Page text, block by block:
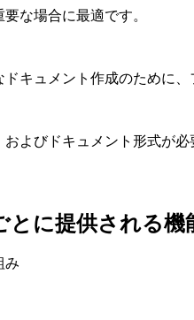
な場合に最適です。
キュメント作成のために
よびドキュメント形式が
とに提供される機
み